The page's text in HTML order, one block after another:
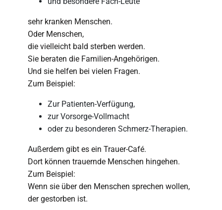
sehr kranken Menschen.
Oder Menschen,
die vielleicht bald sterben werden.
Sie beraten die Familien-Angehörigen.
Und sie helfen bei vielen Fragen.
Zum Beispiel:
Zur Patienten-Verfügung,
zur Vorsorge-Vollmacht
oder zu besonderen Schmerz-Therapien.
Außerdem gibt es ein Trauer-Café.
Dort können trauernde Menschen hingehen.
Zum Beispiel:
Wenn sie über den Menschen sprechen wollen,
der gestorben ist.